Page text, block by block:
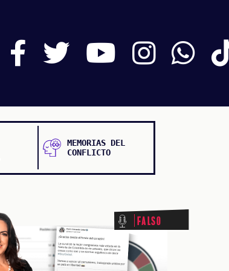
MEMORIAS DEL
CONFLICTO
Falso